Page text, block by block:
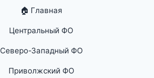
🏠 Главная
Центральный ФО
Северо-Западный ФО
Приволжский ФО